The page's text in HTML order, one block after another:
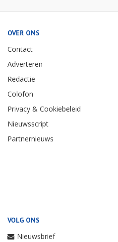
OVER ONS
Contact
Adverteren
Redactie
Colofon
Privacy & Cookiebeleid
Nieuwsscript
Partnernieuws
VOLG ONS
Nieuwsbrief